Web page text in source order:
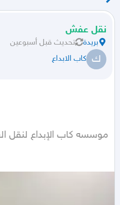
نقل عفش
بريدة تحديث قبل أسبوعين
ك كاب الابداع
موسسه كاب الإبداع لنقل